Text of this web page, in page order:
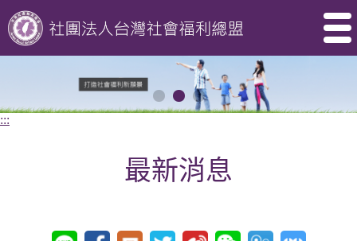
:::
最新消息